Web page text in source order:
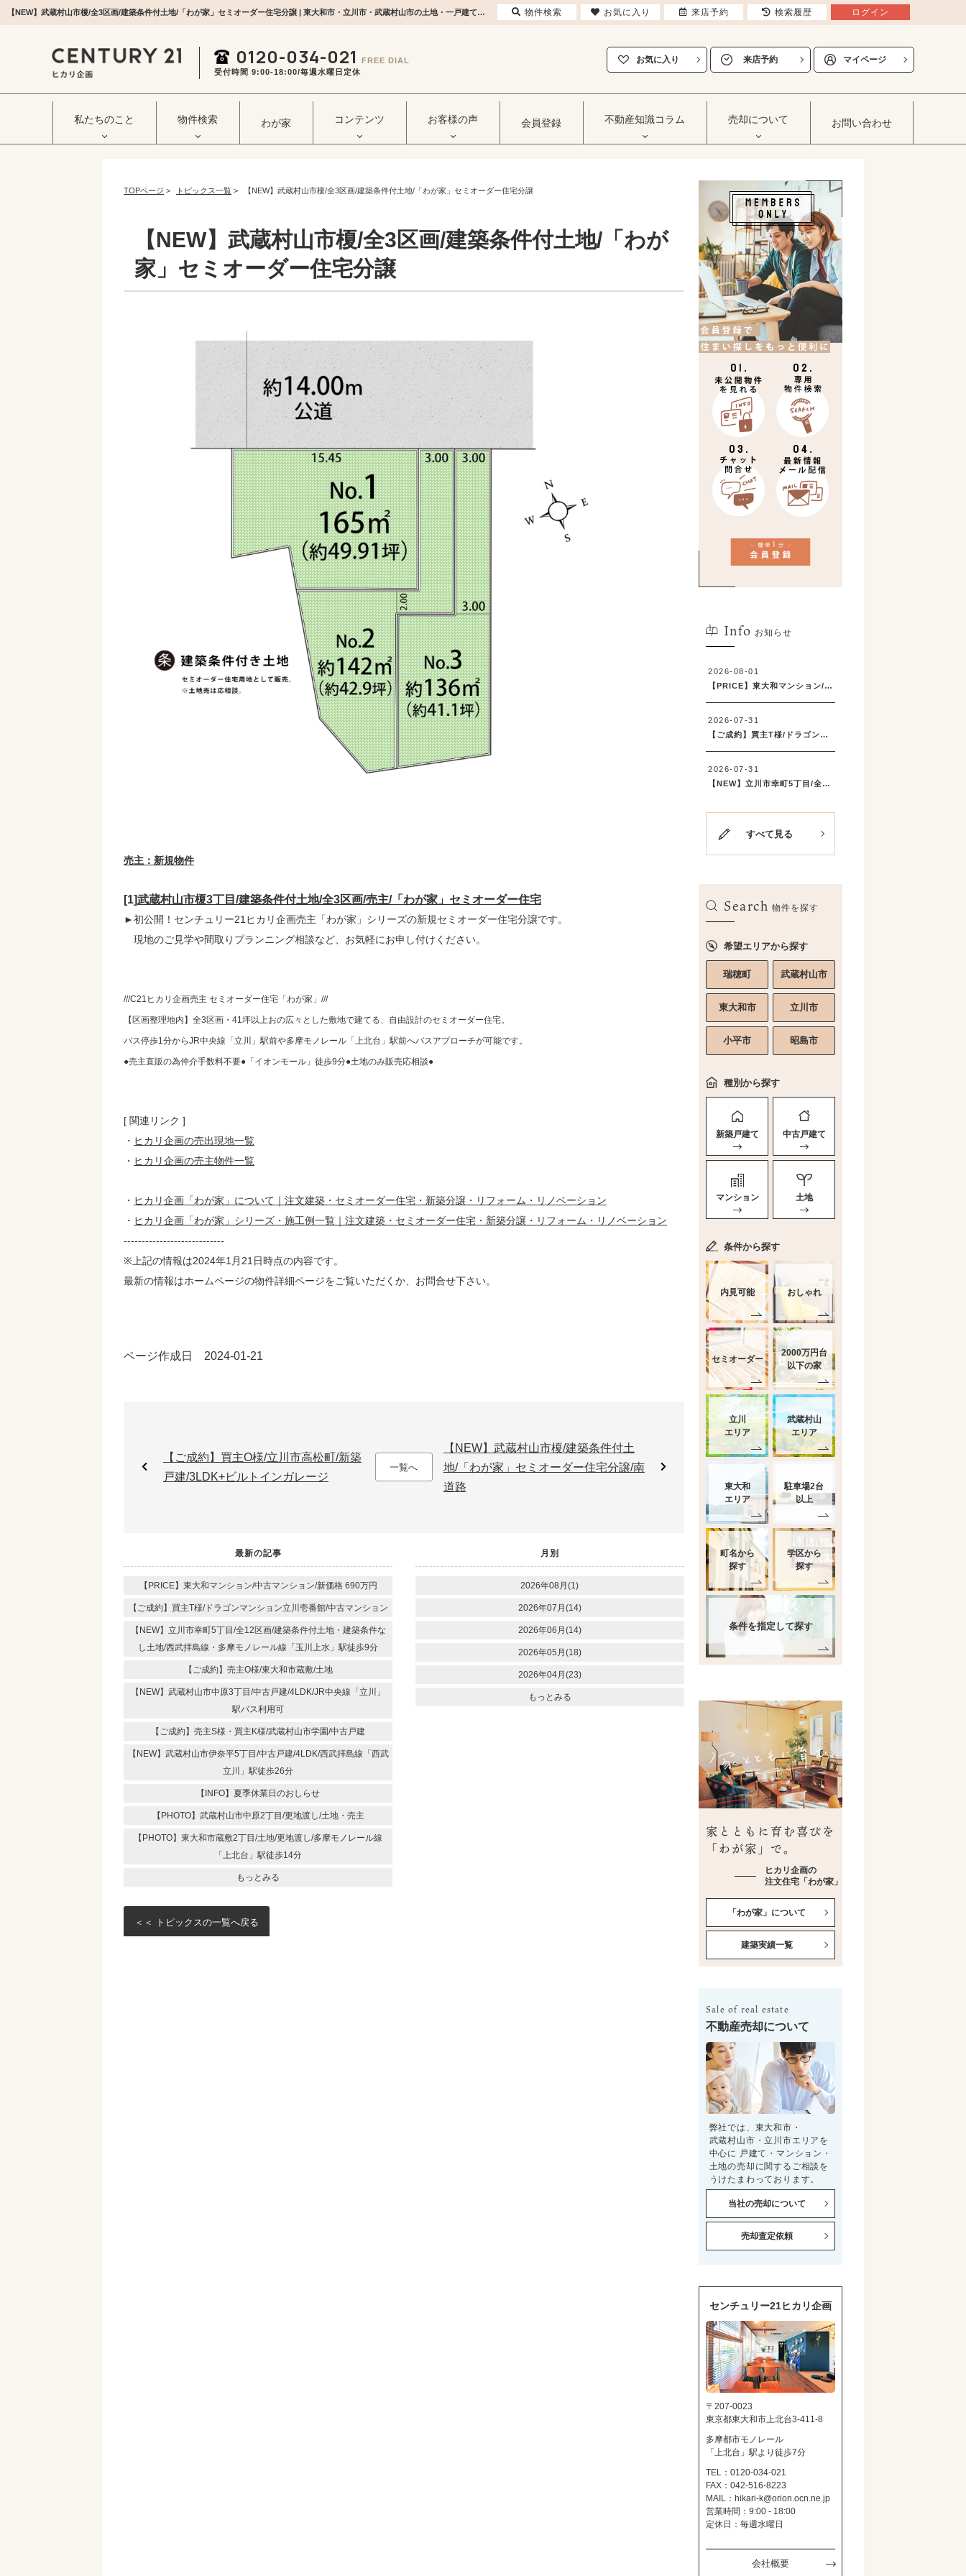
【NEW】武蔵村山市榎/全3区画/建築条件付土地/「わが家」セミオーダー住宅分譲 | 東大和市・立川市・武蔵村山市の土地・一戸建てなどの不動産はセンチュリー21ヒカリ企画へ
0120-034-021
FREE DIAL
受付時間 9:00‐18:00/毎週水曜日定休
お気に入り 来店予約 マイページ
私たちのこと 物件検索 わが家 コンテンツ お客様の声 会員登録 不動産知識コラム 売却について お問い合わせ
TOPページ > トピックス一覧 > 【NEW】武蔵村山市榎/全3区画/建築条件付土地/「わが家」セミオーダー住宅分譲
【NEW】武蔵村山市榎/全3区画/建築条件付土地/「わが
家」セミオーダー住宅分譲
売主：新規物件
[1]武蔵村山市榎3丁目/建築条件付土地/全3区画/売主/「わが家」セミオーダー住宅
►初公開！センチュリー21ヒカリ企画売主「わが家」シリーズの新規セミオーダー住宅分譲です。
現地のご見学や間取りプランニング相談など、お気軽にお申し付けください。
///C21ヒカリ企画売主 セミオーダー住宅「わが家」///
【区画整理地内】全3区画・41坪以上おの広々とした敷地で建てる、自由設計のセミオーダー住宅。
バス停歩1分からJR中央線「立川」駅前や多摩モノレール「上北台」駅前へバスアプローチが可能です。
●売主直販の為仲介手数料不要●「イオンモール」徒歩9分●土地のみ販売応相談●
[ 関連リンク ]
・ ヒカリ企画の売出現地一覧
・ ヒカリ企画の売主物件一覧
・ ヒカリ企画「わが家」について｜注文建築・セミオーダー住宅・新築分譲・リフォーム・リノベーション
・ ヒカリ企画「わが家」シリーズ・施工例一覧｜注文建築・セミオーダー住宅・新築分譲・リフォーム・リノベーション
----------------------------
※上記の情報は2024年1月21日時点の内容です。
最新の情報はホームページの物件詳細ページをご覧いただくか、お問合せ下さい。
ページ作成日 2024-01-21
【ご成約】買主O様/立川市高松町/新築
戸建/3LDK+ビルトインガレージ
一覧へ
【NEW】武蔵村山市榎/建築条件付土
地/「わが家」セミオーダー住宅分譲/南
道路
最新の記事
【PRICE】東大和マンション/中古マンション/新価格 690万円
【ご成約】買主T様/ドラゴンマンション立川壱番館/中古マンション
【NEW】立川市幸町5丁目/全12区画/建築条件付土地・建築条件な
し土地/西武拝島線・多摩モノレール線「玉川上水」駅徒歩9分
【ご成約】売主O様/東大和市蔵敷/土地
【NEW】武蔵村山市中原3丁目/中古戸建/4LDK/JR中央線「立川」
駅バス利用可
【ご成約】売主S様・買主K様/武蔵村山市学園/中古戸建
【NEW】武蔵村山市伊奈平5丁目/中古戸建/4LDK/西武拝島線「西武
立川」駅徒歩26分
【INFO】夏季休業日のおしらせ
【PHOTO】武蔵村山市中原2丁目/更地渡し/土地・売主
【PHOTO】東大和市蔵敷2丁目/土地/更地渡し/多摩モノレール線
「上北台」駅徒歩14分
もっとみる
月別
2026年08月(1)
2026年07月(14)
2026年06月(14)
2026年05月(18)
2026年04月(23)
もっとみる
＜＜ トピックスの一覧へ戻る
Info お知らせ
すべて見る
Search 物件を探す
希望エリアから探す
瑞穂町 武蔵村山市
東大和市 立川市
小平市 昭島市
種別から探す
新築戸建て 中古戸建て
マンション 土地
条件から探す
内見可能 おしゃれ
セミオーダー
2000万円台
以下の家
立川
エリア
武蔵村山
エリア
東大和
エリア
駐車場2台
以上
町名から
探す
学区から
探す
条件を指定して探す
家とともに育む喜びを
「わが家」で。
ヒカリ企画の
注文住宅「わが家」
「わが家」について
建築実績一覧
Sale of real estate
不動産売却について
弊社では、東大和市・
武蔵村山市・立川市エリアを
中心に 戸建て・マンション・
土地の売却に関するご相談を
うけたまわっております。
当社の売却について
売却査定依頼
センチュリー21ヒカリ企画
〒207-0023
東京都東大和市上北台3-411-8
多摩都市モノレール
「上北台」駅より徒歩7分
TEL：0120-034-021
FAX：042-516-8223
MAIL： hikari-k@orion.ocn.ne.jp
営業時間：9:00 - 18:00
定休日：毎週水曜日
会社概要
物件検索 お気に入り 来店予約 検索履歴 ログイン